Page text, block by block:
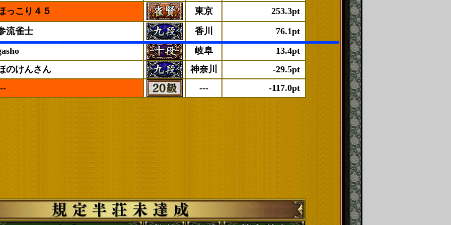
っこり４５ 東京
253.3pt
流雀士
香川
76.1pt
岐阜
13.4pt
のけんさん
神奈川
-29.5pt
--- -117.0pt